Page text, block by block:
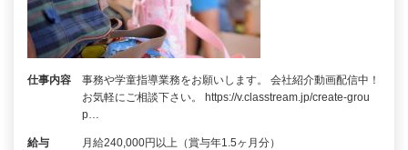
仕事内容
事務や学童指導業務をお願いします。 会社紹介動画配信中！
お気軽にご相談下さい。 https://v.classtream.jp/create-grou
p…
給与 月給240,000円以上（賞与年1.5ヶ月分）